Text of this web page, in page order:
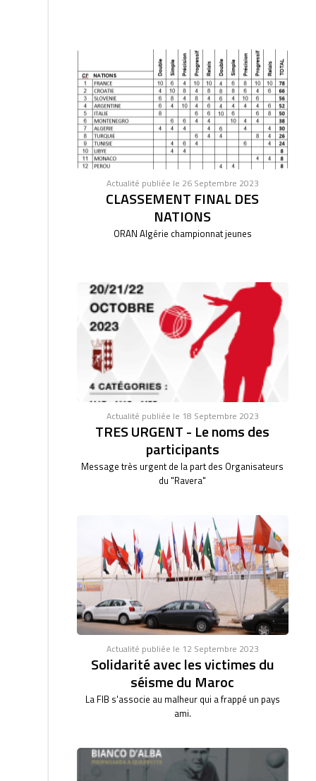
Actualité publiée le 26 Septembre 2023
CLASSEMENT FINAL DES
NATIONS
ORAN Algérie championnat jeunes
Actualité publiée le 18 Septembre 2023
TRES URGENT - Le noms des
participants
Message très urgent de la part des Organisateurs
du "Ravera"
Actualité publiée le 12 Septembre 2023
Solidarité avec les victimes du
séisme du Maroc
La FIB s'associe au malheur qui a frappé un pays
ami.